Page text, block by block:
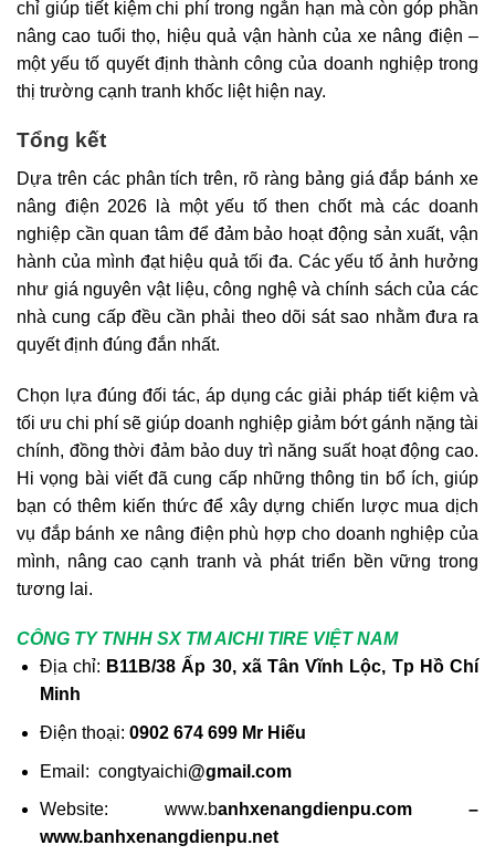
chỉ giúp tiết kiệm chi phí trong ngắn hạn mà còn góp phần
nâng cao tuổi thọ, hiệu quả vận hành của xe nâng điện –
một yếu tố quyết định thành công của doanh nghiệp trong
thị trường cạnh tranh khốc liệt hiện nay.
Tổng kết
Dựa trên các phân tích trên, rõ ràng bảng giá đắp bánh xe
nâng điện 2026 là một yếu tố then chốt mà các doanh
nghiệp cần quan tâm để đảm bảo hoạt động sản xuất, vận
hành của mình đạt hiệu quả tối đa. Các yếu tố ảnh hưởng
như giá nguyên vật liệu, công nghệ và chính sách của các
nhà cung cấp đều cần phải theo dõi sát sao nhằm đưa ra
quyết định đúng đắn nhất.
Chọn lựa đúng đối tác, áp dụng các giải pháp tiết kiệm và
tối ưu chi phí sẽ giúp doanh nghiệp giảm bớt gánh nặng tài
chính, đồng thời đảm bảo duy trì năng suất hoạt động cao.
Hi vọng bài viết đã cung cấp những thông tin bổ ích, giúp
bạn có thêm kiến thức để xây dựng chiến lược mua dịch
vụ đắp bánh xe nâng điện phù hợp cho doanh nghiệp của
mình, nâng cao cạnh tranh và phát triển bền vững trong
tương lai.
CÔNG TY TNHH SX TM AICHI TIRE VIỆT NAM
Địa chỉ: B11B/38 Ấp 30, xã Tân Vĩnh Lộc, Tp Hồ Chí
Minh
Điện thoại: 0902 674 699 Mr Hiếu
Email: congtyaichi@gmail.com
Website: www.banhxenangdienpu.com –
www.banhxenangdienpu.net